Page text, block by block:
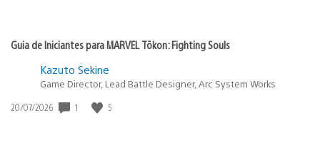
Guia de Iniciantes para MARVEL Tōkon: Fighting Souls
Kazuto Sekine
Game Director, Lead Battle Designer, Arc System Works
Data
20/07/2026 1 5